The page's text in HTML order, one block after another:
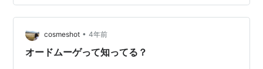
すが、やっぱり別の物に変えた方がよさそうだなと思い
まして、色々探してみたんだけど、シンプルな成分でっ
ていうのが、意外と見つけられなくてですね。 ちょっと
探すのに苦労しました。 多分私の探し方も悪…
cosmeshot • 4年前
オードムーゲって知ってる？